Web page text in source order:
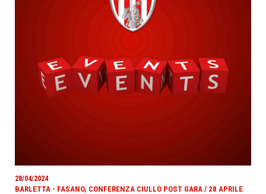
28/04/2024
BARLETTA - FASANO, CONFERENZA CIULLO POST GARA / 28 APRILE